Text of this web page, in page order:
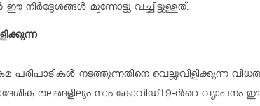
നിർദ്ദേശങ്ങൾ മുന്നോട്ടു വച്ചിട്ടുള്ളത്.
നടത്തുന്നതിനെ വെല്ലുവിളിക്കുന്ന
തലങ്ങളിലും നാം കോവിഡ്19-ന്‍റെ വ്യാപനം